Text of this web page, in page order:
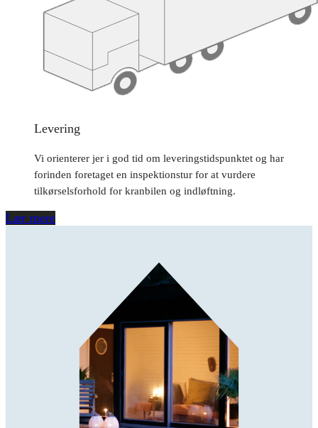
Levering
Vi orienterer jer i god tid om leveringstidspunktet og har
forinden foretaget en inspektionstur for at vurdere
tilkørselsforhold for kranbilen og indløftning.
Lær mere